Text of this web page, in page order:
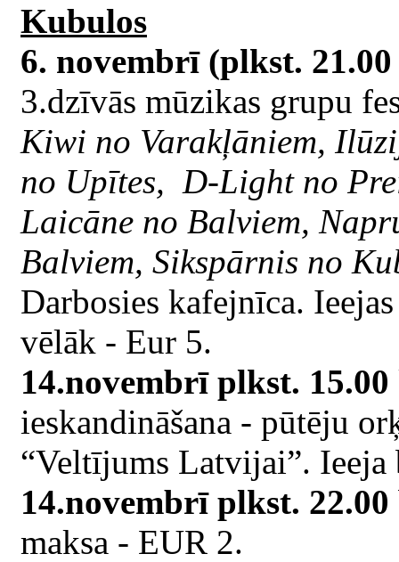
Kubulos
6. novembrī (plkst. 21.00
3.dzīvās mūzikas grupu
Kiwi no Varakļāniem,
no Upītes, D-Light no
Laicāne no Balviem,
Balviem, Sikspārnis no
Darbosies kafejnīca.
vēlāk - Eur 5.
14.novembrī plkst. 15.00
ieskandināšana - pūtēju
“Veltījums Latvijai”. Ieeja
14.novembrī plkst. 22.00
maksa - EUR 2.